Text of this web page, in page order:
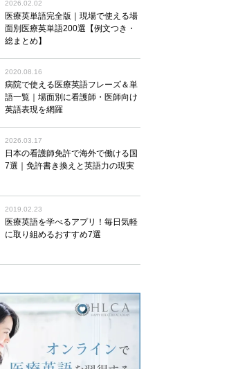
2026.02.02
医療英単語完全版｜現場で使える場
面別医療英単語200選【例文つき・
総まとめ】
2020.08.16
病院で使える医療英語フレーズ＆単
語一覧｜場面別に看護師・医師向け
英語表現を網羅
2026.03.17
日本の看護師免許で海外で働ける国
7選｜免許書き換えと英語力の現実
2019.02.23
医療英語を学べるアプリ！毎日気軽
に取り組めるおすすめ7選